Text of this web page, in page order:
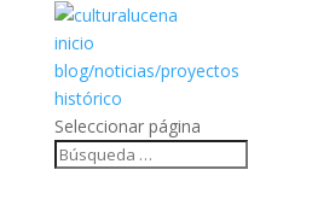
inicio
blog/noticias/proyectos
histórico
Seleccionar página